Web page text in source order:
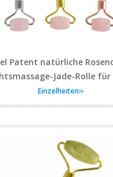
Patent natürliche
Jade-Rolle für
Einzelheiten